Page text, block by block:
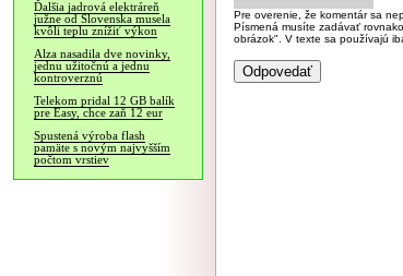
Ďalšia jadrová elektráreň
južne od Slovenska musela
kvôli teplu znížiť výkon
Alza nasadila dve novinky,
jednu užitočnú a jednu
kontroverznú
Telekom pridal 12 GB balík
pre Easy, chce zaň 12 eur
Spustená výroba flash
pamäte s novým najvyšším
počtom vrstiev
Pre overenie, že komentár sa
Písmená musíte zadávať
obrázok". V texte sa používajú